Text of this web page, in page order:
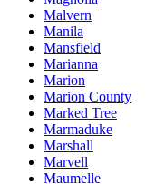
Malvern
Manila
Mansfield
Marianna
Marion
Marion County
Marked Tree
Marmaduke
Marshall
Marvell
Maumelle